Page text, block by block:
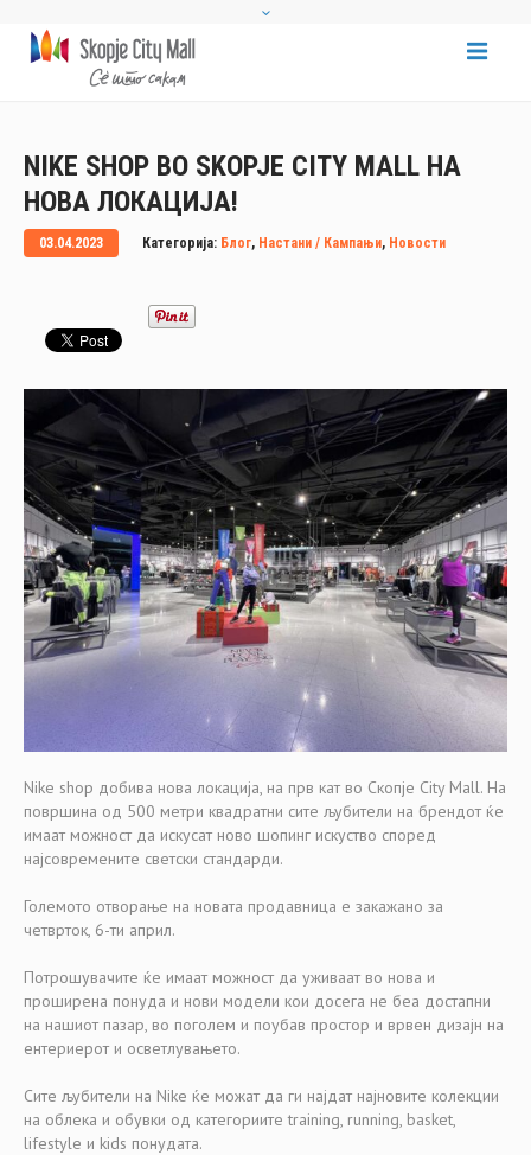
NIKE SHOP ВО SKOPJE CITY MALL НА
НОВА ЛОКАЦИЈА!
03.04.2023 Категорија: Блог, Настани / Кампањи, Новости
Nike shop добива нова локација, на прв кат во Скопје City Mall. На
површина од 500 метри квадратни сите љубители на брендот ќе
имаат можност да искусат ново шопинг искуство според
најсовремените светски стандарди.
Големото отворање на новата продавница е закажано за
четврток, 6-ти април.
Потрошувачите ќе имаат можност да уживаат во нова и
проширена понуда и нови модели кои досега не беа достапни
на нашиот пазар, во поголем и поубав простор и врвен дизајн на
ентериерот и осветлувањето.
Сите љубители на Nike ќе можат да ги најдат најновите колекции
на облека и обувки од категориите training, running, basket,
lifestyle и kids понудата.